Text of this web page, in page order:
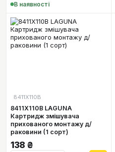
В наявності
8411X110B
8411X110B LAGUNA
Картридж змішувача
прихованого монтажу д/
раковини (1 сорт)
138 ₴